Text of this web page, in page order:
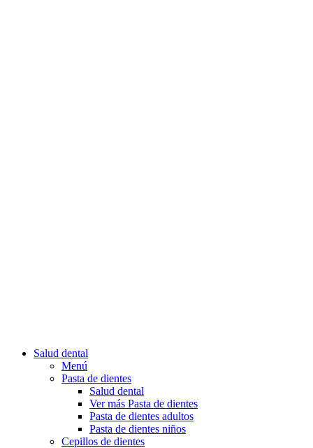
Salud dental
Menú
Pasta de dientes
Salud dental
Ver más Pasta de dientes
Pasta de dientes adultos
Pasta de dientes niños
Cepillos de dientes